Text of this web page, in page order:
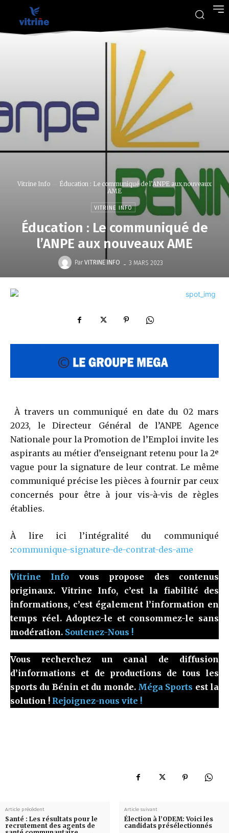
Vitrine Info
Éducation : Le communiqué de l’ANPE aux nouveaux
AME
VITRINE INFO
Éducation : Le communiqué de
l’ANPE aux nouveaux AME
Par VITRINE INFO - 3 MARS 2023
À travers un communiqué en date du 02 mars
2023, le Directeur Général de l’ANPE Agence
Nationale pour la Promotion de l’Emploi invite les
aspirants au métier d’enseignant retenu pour la 2ᵉ
vague pour la signature de leur contrat. Le même
communiqué précise les pièces à fournir par ceux
concernés pour être à jour vis-à-vis de règles
établies.
À lire ici l’intégralité du communiqué
:communique-signature-de-contrat-des-ame
Vitrine Info vous propose des contenus
originaux. Vitrine Info, c’est la fiabilité des
informations, c’est également l’information en
temps réel. Adoptez-le et consommez-le sans
modération. Soutenez-Nous !
Vous recherchez un canal de diffusion
d’informations et de productions de tous les
sports du Bénin et du monde. Méga Sports est la
solution ! Rejoignez-nous vite !
Article précédent
Santé : Les résultats pour le
recrutement des agents de
Article suivant
Élection à l’ODEM: Voici les
candidats présélectionnés